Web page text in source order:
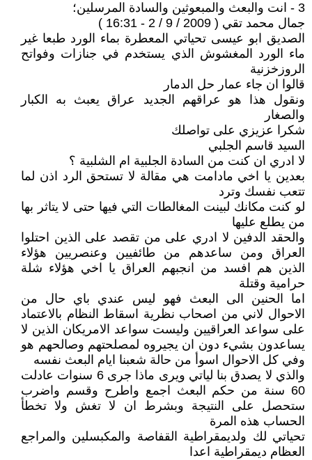
3 - انت والبعث والمبعوثين والسادة المرسلين؛
جمال محمد تقي ( 2009 / 9 / 2 - 16:31 )
الصديق ابو عيسى تحياتي المعطرة بماء الورد طبعا غير
ماء الورد المغشوش الذي يستخدم في جنازات وفواتح
الروزخزنية
قالوا ان جاء عمار حل الدمار
ونقول هذا هو عراقهم الجديد عراق يعبث به الكبار
والصغار
شكرا عزيزي على تواصلك
السيد قاسم الجلبي
لا ادري ان كنت من السادة الجلبية ام الشلبية ؟
بعدين يا اخي مادامت هي مقالة لا تستحق الرد اذن لما
تتعب نفسك وترد
لو كنت مكانك لبينت المغالطات التي فيها حتى لا يتاثر بها
من يطلع عليها
والحقد الدفين لا ادري على من تقصد على الذين احتلوا
العراق ومن ساعدهم من طائفيين وعنصريين هؤلاء
الذين هم افسد من انجبهم العراق يا اخي هؤلاء شلة
حرامية وقتلة
اما الحنين الى البعث فهو ليس عندي باي حال من
الاحوال لاني من اصحاب نظرية اسقاط النظام بالاعتماد
على سواعد العراقيين وليست سواعد الامريكان الذين لا
يساعدون بشيء دون ان يجيروه لمصلحتهم وصالحهم هو
وفي كل الاحوال اسوأ من حالة شعبنا ايام البعث نفسه
والذي لا يصدق بنا لياتي ويرى ماذا جرى 6 سنوات عادلت
60 سنة من حكم البعث اجمع واطرح وقسم واضرب
ستحصل على النتيجة وبشرط ان لا تغش ولا تخطأ
الحساب هذه المرة
تحياتي لك ولديمقراطية القفاصة والمكبسلين والمراجع
العظام ديمقراطية اعدا